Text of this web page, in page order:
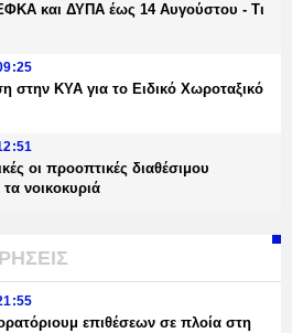
και ΔΥΠΑ έως 14 Αυγούστου - Τι
στην ΚΥΑ για το Ειδικό Χωροταξικό
οι προοπτικές διαθέσιμου
νοικοκυριά
επιθέσεων σε πλοία στη